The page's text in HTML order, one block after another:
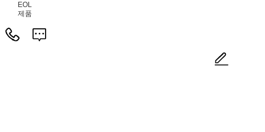
EOL
제품